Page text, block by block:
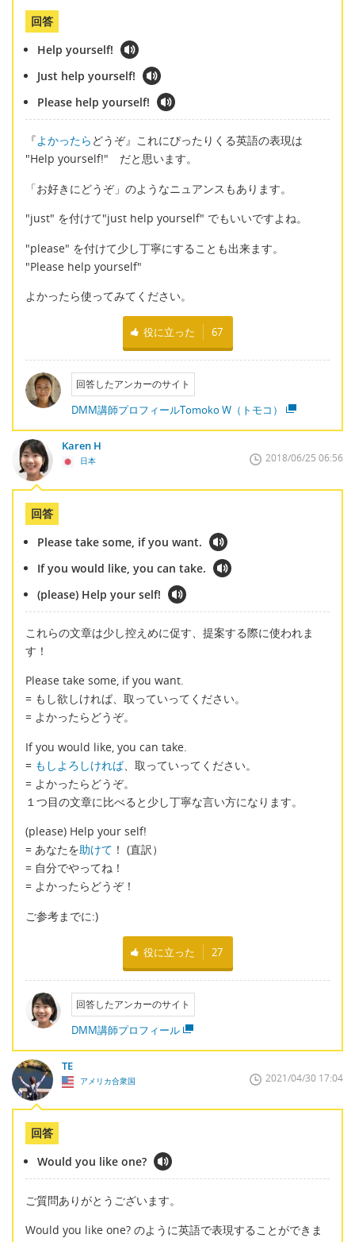
回答
Help yourself!
Just help yourself!
Please help yourself!
『よかったら どうぞ』これにぴったりくる英語の表現は
"Help yourself!" だと思います。
「お好きにどうぞ」のようなニュアンスもあります。
"just" を付けて"just help yourself" でもいいですよね。
"please" を付けて少し丁寧にすることも出来ます。
"Please help yourself"
よかったら使ってみてください。
役に立った 67
回答したアンカーのサイト
DMM講師プロフィールTomoko W（トモコ）
Karen H
日本 2018/06/25 06:56
回答
Please take some, if you want.
If you would like, you can take.
(please) Help your self!
これらの文章は少し控えめに促す、提案する際に使われま
す！
Please take some, if you want.
= もし欲しければ、取っていってください。
= よかったらどうぞ。
If you would like, you can take.
= もしよろしければ、取っていってください。
= よかったらどうぞ。
１つ目の文章に比べると少し丁寧な言い方になります。
(please) Help your self!
= あなたを助けて ！ (直訳）
= 自分でやってね！
= よかったらどうぞ！
ご参考までに:)
役に立った 27
回答したアンカーのサイト
DMM講師プロフィール
TE
アメリカ合衆国 2021/04/30 17:04
回答
Would you like one?
ご質問ありがとうございます。
Would you like one? のように英語で表現することができま